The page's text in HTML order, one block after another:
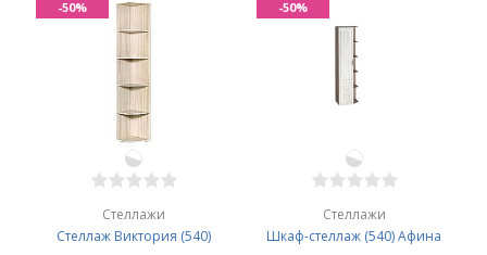
Стеллажи
Стеллаж Виктория (540)
-50%
Стеллажи
Шкаф-стеллаж (540) Афина
-50%